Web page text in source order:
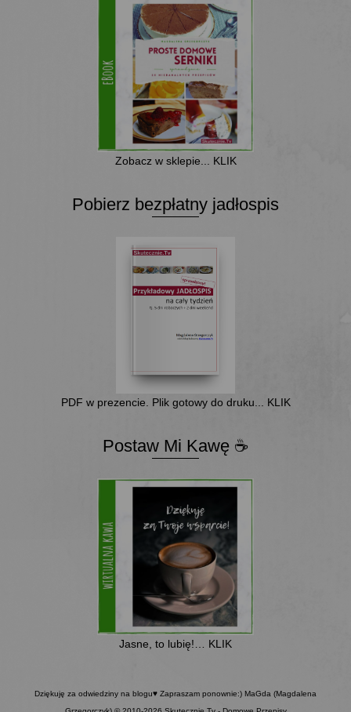
Zobacz w sklepie... KLIK
Pobierz bezpłatny jadłospis
PDF w prezencie. Plik gotowy do druku... KLIK
Postaw Mi Kawę ☕
Jasne, to lubię!… KLIK
Dziękuję za odwiedziny na blogu♥ Zapraszam ponownie:) MaGda (Magdalena